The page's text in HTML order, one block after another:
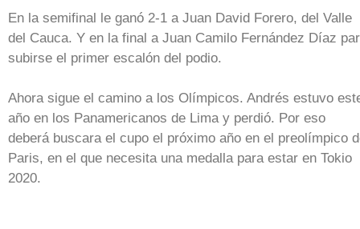
En la semifinal le ganó 2-1 a Juan David Forero, del Valle
del Cauca. Y en la final a Juan Camilo Fernández Díaz
subirse el primer escalón del podio.
Ahora sigue el camino a los Olímpicos. Andrés estuvo
año en los Panamericanos de Lima y perdió. Por eso
deberá buscara el cupo el próximo año en el preolímpico
Paris, en el que necesita una medalla para estar en Tokio
2020.